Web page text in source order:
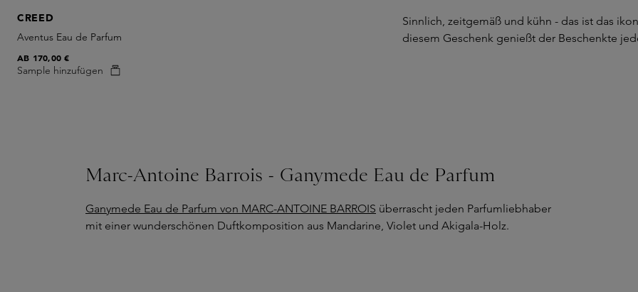
CREED
Aventus Eau de Parfum
Sample hinzufügen
AB 170,00 €
Sinnlich, zeitgemäß und kühn - das ist das
diesem Geschenk genießt der Beschenkte
Marc-Antoine Barrois - Ganymede Eau de Parfum
Ganymede Eau de Parfum von MARC-ANTOINE BARROIS überrascht jeden Parfumliebhaber
mit einer wunderschönen Duftkomposition aus Mandarine, Violet und Akigala-Holz.